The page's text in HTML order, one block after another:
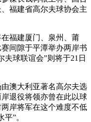
福建省高尔夫球协会主
福建厦门、泉州、莆
间隙于平潭举办两岸书
球联谊会”则将于21日
澳大利亚著名高尔夫选
退役将领亦曾在此以球
岸将军在这个难度不低
”。